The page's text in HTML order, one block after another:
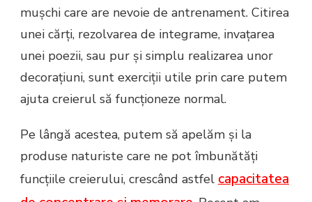
mușchi care are nevoie de antrenament. Citirea
unei cărți, rezolvarea de integrame, invațarea
unei poezii, sau pur și simplu realizarea unor
decorațiuni, sunt exerciții utile prin care putem
ajuta creierul să funcționeze normal.
Pe lângă acestea, putem să apelăm și la
produse naturiste care ne pot îmbunătăți
funcțiile creierului, crescând astfel capacitatea